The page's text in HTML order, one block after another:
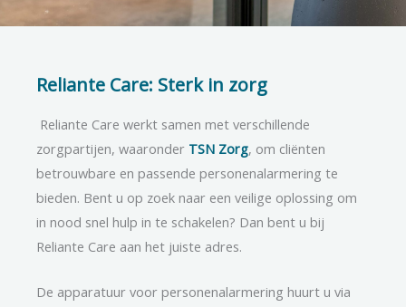
Reliante Care: Sterk in zorg
Reliante Care werkt samen met verschillende
zorgpartijen, waaronder TSN Zorg, om cliënten
betrouwbare en passende personenalarmering te
bieden. Bent u op zoek naar een veilige oplossing om
in nood snel hulp in te schakelen? Dan bent u bij
Reliante Care aan het juiste adres.
De apparatuur voor personenalarmering huurt u via